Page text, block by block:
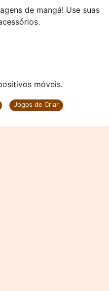
de mangá! Use suas
móveis.
Jogos de Criar